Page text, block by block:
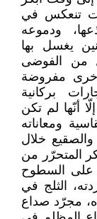
تنعكس في
ودموعه
يغسل بها
من الفوضى
مفروضة
بركانية
أنّها لم تكن
ومعاناته
والصقيع خلال
المتحرّر من
على السطوح
الثلج في
مجرّد صداع